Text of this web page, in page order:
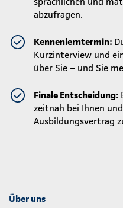
abzufragen.
Kennenlerntermin:
Kurzinterview und
über Sie – und Sie
Finale Entscheidung:
zeitnah bei Ihnen
Ausbildungsvertrag
Über uns